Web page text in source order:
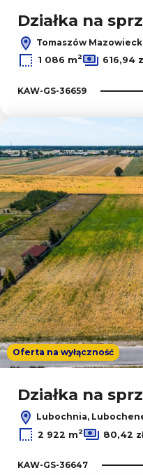
Działka na
Tomaszów
1 086 m2 616,94
KAW-GS-36659
Oferta na wyłączność
Działka na
Lubochnia,
2 922 m2 80,42
KAW-GS-36647